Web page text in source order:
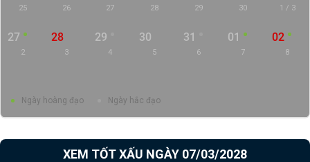
25 26 27 28 29 30 1 / 3
27
2
28
3
29
4
30
5
31
6
01
7
02
8
Ngày hoàng đạo Ngày hắc đạo
XEM TỐT XẤU NGÀY 07/03/2028